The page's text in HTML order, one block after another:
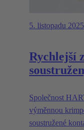
5. listopadu 2025
Rychlejší
Společnost
výměnnou
soustružené